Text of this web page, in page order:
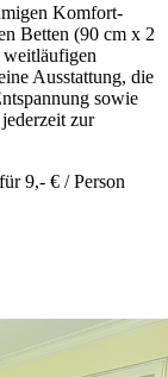
Komfort-
Betten (90 cm x 2
Ausstattung, die
sowie
zur
9,- € / Person